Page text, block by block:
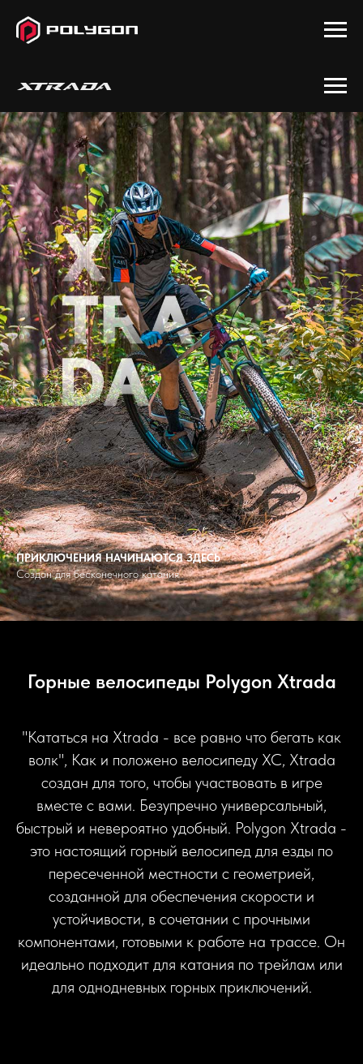
ПРИКЛЮЧЕНИЯ НАЧИНАЮТСЯ ЗДЕСЬ
Создан для бесконечного катания
Горные велосипеды Polygon Xtrada
"Кататься на Xtrada - все равно что бегать как
волк", Как и положено велосипеду XC, Xtrada
создан для того, чтобы участвовать в игре
вместе с вами. Безупречно универсальный,
быстрый и невероятно удобный. Polygon Xtrada -
это настоящий горный велосипед для езды по
пересеченной местности с геометрией,
созданной для обеспечения скорости и
устойчивости, в сочетании с прочными
компонентами, готовыми к работе на трассе. Он
идеально подходит для катания по трейлам или
для однодневных горных приключений.